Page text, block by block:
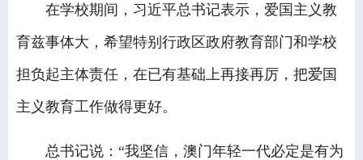
在学校期间，习近平总书记表示，爱国主义教
育兹事体大，希望特别行政区政府教育部门和学校
担负起主体责任，在已有基础上再接再厉，把爱国
主义教育工作做得更好。
总书记说：“我坚信，澳门年轻一代必定是有为